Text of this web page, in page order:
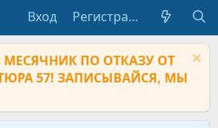
Вход Регистрация
МЕСЯЧНИК ПО ОТКАЗУ ОТ
57! ЗАПИСЫВАЙСЯ, МЫ